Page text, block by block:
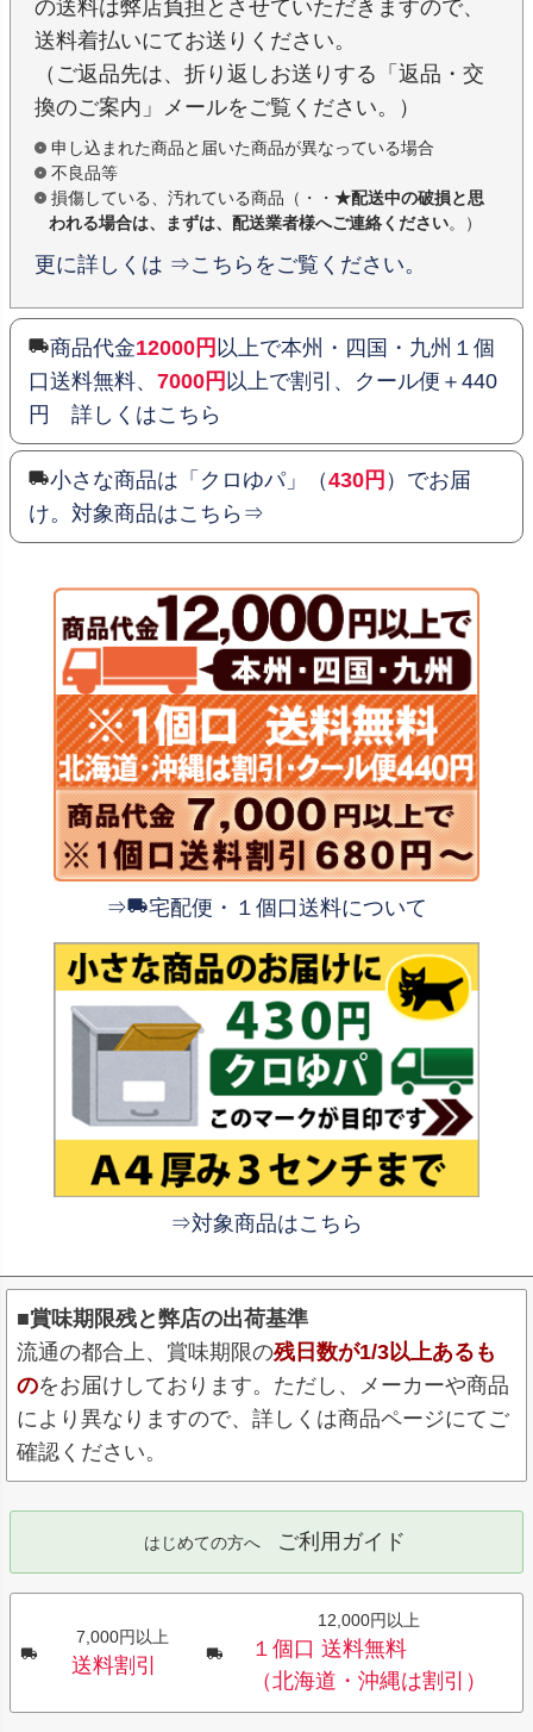
の送料は弊店負担とさせていただきますので、
送料着払いにてお送りください。
（ご返品先は、折り返しお送りする「返品・交
換のご案内」メールをご覧ください。）
申し込まれた商品と届いた商品が異なっている場合
不良品等
損傷している、汚れている商品（・・ ★配送中の破損と思
われる場合は、まずは、配送業者様へご連絡ください。）
更に詳しくは ⇒こちらをご覧ください。
商品代金12000円 以上で本州・四国・九州１個
口送料無料、 7000円 以上で割引、クール便＋440
円 詳しくはこちら
小さな商品は「クロゆパ」（430円 ）でお届
け。対象商品はこちら⇒
⇒ 宅配便・１個口送料について
⇒対象商品はこちら
■賞味期限残と弊店の出荷基準
流通の都合上、賞味期限の残日数が1/3以上あるも
のをお届けしております。ただし、メーカーや商品
により異なりますので、詳しくは商品ページにてご
確認ください。
はじめての方へ ご利用ガイド
7,000円以上
送料割引
12,000円以上
１個口 送料無料
（北海道・沖縄は割引）